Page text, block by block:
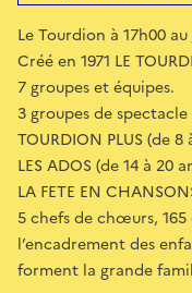
Le Tourdion à 17h00
Créé en 1971 LE
7 groupes et équipes.
3 groupes de spectacle
TOURDION PLUS (de 8
LES ADOS (de 14 à 20
LA FETE EN
5 chefs de chœurs,
l’encadrement des
forment la grande